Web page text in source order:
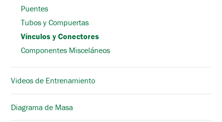
Puentes
Tubos y Compuertas
Vínculos y Conectores
Componentes Misceláneos
Videos de Entrenamiento
Diagrama de Masa